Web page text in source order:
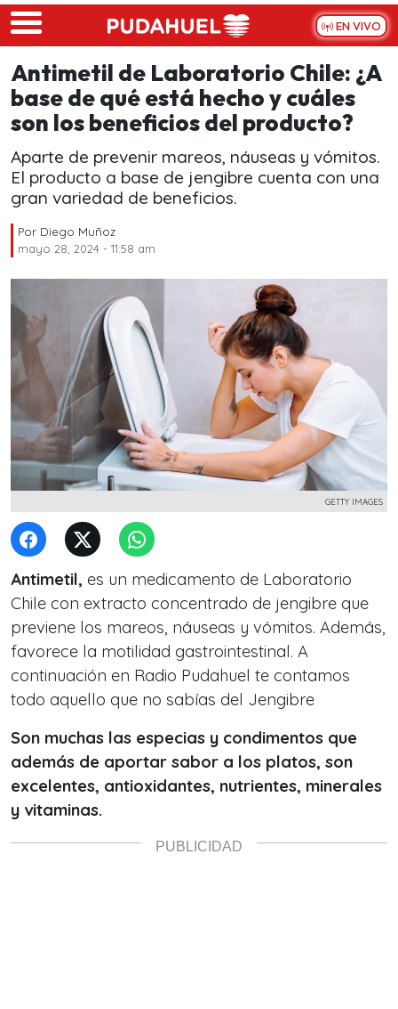
Skip to main content
EN VIVO
Antimetil de Laboratorio Chile: ¿A
base de qué está hecho y cuáles
son los beneficios del producto?
Aparte de prevenir mareos, náuseas y vómitos.
El producto a base de jengibre cuenta con una
gran variedad de beneficios.
Por Diego Muñoz
mayo 28, 2024 - 11:58 am
GETTY IMAGES
Antimetil, es un medicamento de Laboratorio
Chile con extracto concentrado de jengibre que
previene los mareos, náuseas y vómitos. Además,
favorece la motilidad gastrointestinal. A
continuación en Radio Pudahuel te contamos
todo aquello que no sabías del Jengibre
Son muchas las especias y condimentos que
además de aportar sabor a los platos, son
excelentes, antioxidantes, nutrientes, minerales
y vitaminas.